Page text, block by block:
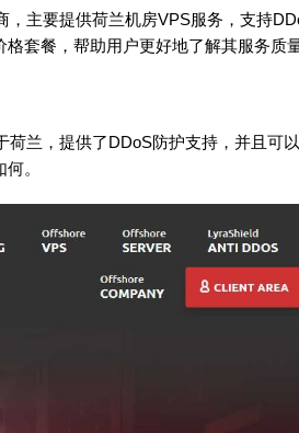
，主要提供荷兰机房VPS服务，支持
套餐，帮助用户更好地了解其服务质量
荷兰，提供了DDoS防护支持，并且可
。